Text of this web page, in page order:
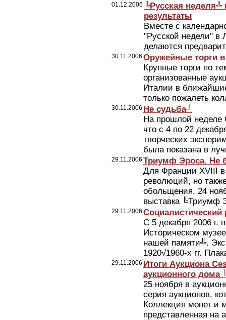
01.12.2006 ╚Русская
результаты
Вместе с
"Русской недели" в
делаются
30.11.2006 Оружейные торги
Крупные торги по
организованные
Италии в
только пожалеть
30.11.2006 Не судьба┘
На прошлой неделе
что с 4 по 22
творческих
была показана в
29.11.2006 Триумф Эроса. Не
Для Франции XVIII
революций, но
обольщения. 24
выставка ╚Триумф
29.11.2006 Социалистический
С 5 декабря 2006 г.
Историческом
нашей памяти╩.
1920√1960-х гг.
29.11.2006 Итоги Аукциона
аукционного дома
25 ноября в
серия аукционов,
Коллекция монет и
представленная на